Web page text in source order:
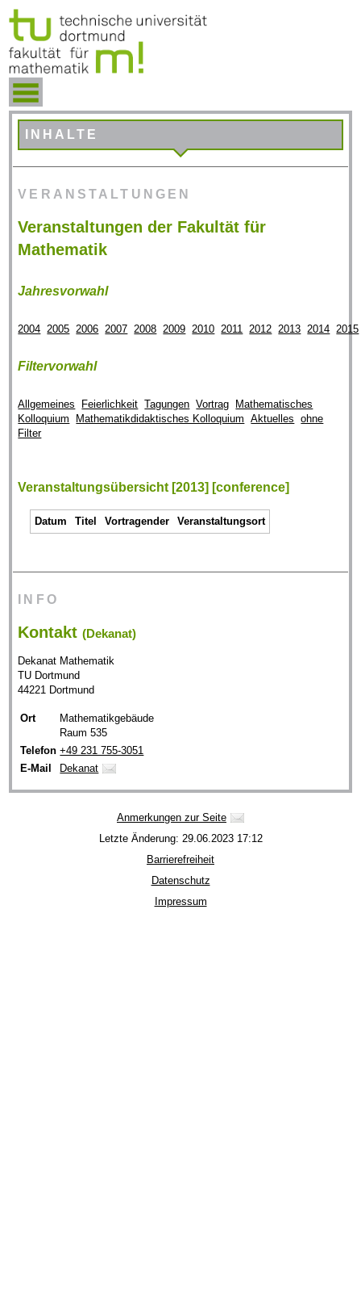
INHALTE
VERANSTALTUNGEN
Veranstaltungen der Fakultät für
Mathematik
Jahresvorwahl
2004 2005 2006 2007 2008 2009 2010 2011 2012 2013 2014 2015
Filtervorwahl
Allgemeines Feierlichkeit Tagungen Vortrag
Mathematisches
Kolloquium
Mathematikdidaktisches Kolloquium Aktuelles
ohne
Filter
Veranstaltungsübersicht [2013] [conference]
Datum Titel Vortragender Veranstaltungsort
INFO
Kontakt(Dekanat)
Dekanat Mathematik
TU Dortmund
44221 Dortmund
Ort
Mathematikgebäude
Raum 535
Telefon +49 231 755-3051
E-Mail
Dekanat
Anmerkungen zur Seite
Letzte Änderung: 29.06.2023 17:12
Barrierefreiheit
Datenschutz
Impressum